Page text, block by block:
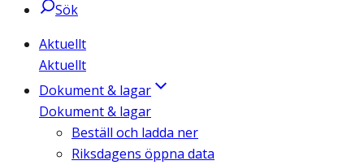
Sök
Aktuellt
Aktuellt
Dokument & lagar
Dokument & lagar
Beställ och ladda ner
Riksdagens öppna data